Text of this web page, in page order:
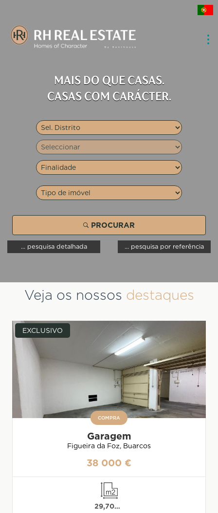
MAIS DO QUE CASAS.
CASAS COM CARÁCTER.
PROCURAR
... pesquisa por referência
... pesquisa detalhada
Veja os nossos destaques
EXCLUSIVO
COMPRA
Garagem
Figueira da Foz, Buarcos
38 000 €
29,7000007629395